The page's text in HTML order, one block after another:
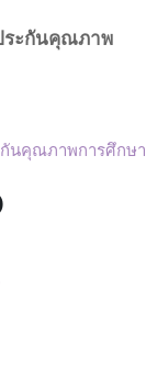
ระกันคุณภาพ
นคุณภาพการศึกษา